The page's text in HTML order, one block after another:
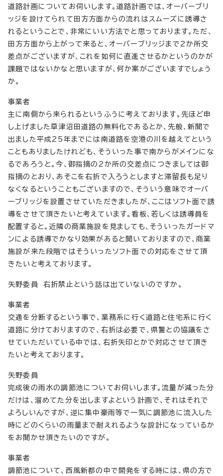
道路計画についてお伺いします。道路計画では、オーバーブリ
ッジを設けてられて田方方面からの流れはスムーズに誘導さ
れるということで、非常にいい方法でと思っております。ただ、
田方方面から上がって来ると、オーバーブリッジまで2か所交
差点がございますが、これを如何に直進させるかというのかが
課題ではないかなと思いますが、何か案がございますでしょう
か。
事業者
主に南側から来られるというふうに考えております。先ほど申
し上げました草津沼田道路の無料化であるとか、先般、新聞で
出ました平成25年までには南道路を空港の川を越えてという
こともありましたけれども、そういった事で南からがメインにな
るであろうと。今、御指摘の2か所の交差点につきましては御
指摘のとおり、あそこを右折で入ろうとしますと滞留長も足り
なくなるということもございますので、そういう意味でオーバ
ーブリッジを設置させていただきましたが、ここはソフト面で誘
導をさせて頂きたいと考えています。看板、若しくは誘導員を
配置すると。近隣の商業施設を見ましても、そういったガードマ
ンによる誘導でかなり効果があると聞いておりますので、商業
施設が来た段階ではそういったソフト面での対応をさせて頂
きたいと考えております。
矢野委員 右折禁止という話は出ていないのですか。
事業者
交通を分断するという事で、業務系に行く道路と住宅系に行く
道路に分けておりますので、右折は必要で、県警との協議をさ
せていただいている中では、右折矢印とかで対応させて頂き
たいと考えております。
矢野委員
完成後の雨水の調節池についてお伺いします。流量が減った分
だけは、溜めてた分を出しますよという計画で、それはそれで
よろしいんですが、逆に集中豪雨等で一気に調節池に流入した
時にどのくらいの雨量まで耐えれるような設計になっているか
をお聞かせ頂きたいのですが。
事業者
調節池について、西風新都の中で開発をする時には、県の方で